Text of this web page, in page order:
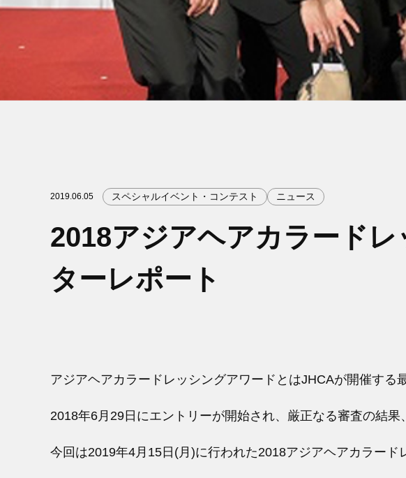
2019.06.05 スペシャルイベント・コンテスト ニュース
2018アジアヘアカラード
ターレポート
アジアヘアカラードレッシングアワードとはJHCAが開催する
2018年6月29日にエントリーが開始され、厳正なる審査の結果
今回は2019年4月15日(月)に行われた2018アジアヘアカラー